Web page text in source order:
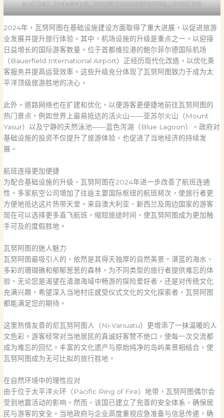
xr:d:DAF_JmloANk:9,j:2803912055306763820,t:24031100
2024年，瓦努阿图在基础设施建设方面取得了重大进展，以促进旅游
业发展并提升旅行体验。其中，机场设施的升级是重点之一，以迎接
日益增长的国际游客数量。位于首都维拉港的鲍尔菲尔德国际机场
（Bauerfield International Airport）正经历现代化改造，以优化乘
客服务并提高运营效率。这些升级充分体现了瓦努阿图致力于成为太
平洋顶级旅游胜地的决心。
此外，道路网络也在扩建和优化，以便游客更便捷地前往瓦努阿图的
热门景点，例如世界上最易抵达的活火山——亚苏尔火山（Mount
Yasur）以及宁静的天然泳池——蓝色泻湖（Blue Lagoon）。政府对
基础设施的投资不仅提升了旅游体验，也促进了当地经济的持续发
展。
航班连接更加便捷
为配合基础设施的升级，瓦努阿图在2024年进一步改善了航班连通
性。多家航空公司增加了往返主要国际枢纽的航班频次，使旅行者更
方便地抵达这片热带天堂。来自澳大利亚、新西兰及周边国家的游客
现在可以选择更多直飞航班，缩短旅途时间，使瓦努阿图成为更加触
手可及的度假胜地。
瓦努阿图的迷人魅力
瓦努阿图最吸引人的，依然是其得天独厚的自然美景。湛蓝的海水、
多彩的珊瑚礁和郁郁葱葱的森林，为不同类型的旅行者提供难忘的体
验。无论您是渴望在清澈海域中畅游的探险爱好者，还是对传统文化
充满兴趣，希望深入当地村庄感受仪式文化的文化探索者，瓦努阿图
都能满足您的期待。
这里热情友善的尼瓦努阿图人（Ni-Vanuatu）更增添了一抹温暖的人
文色彩。游客经常对当地居民的真诚好客赞不绝口，使每一次交流都
成为难忘的回忆。丰富的文化遗产与原始纯净的岛屿美景相结合，使
瓦努阿图成为无可比拟的旅行胜地。
在自然环境中的理性应对
由于位于太平洋火环（Pacific Ring of Fire）地带，瓦努阿图偶尔会
受到地震活动的影响。然而，该国已建立了完善的安全体系，确保居
民与游客的安全。当地政府与企业高度重视应急准备与信息传递，确